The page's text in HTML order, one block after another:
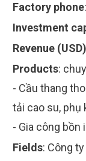
Factory phone:
Investment
Revenue (USD)
Products:
- Cầu thang
tải cao su, phụ
- Gia công bồn
Fields: Công